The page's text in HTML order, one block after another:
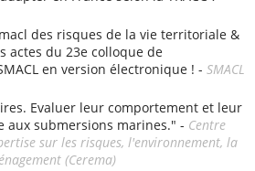
des risques de la vie territoriale &
actes du 23e colloque de
en version électronique ! - SMACL
Evaluer leur comportement et leur
aux submersions marines." - Centre
sur les risques, l'environnement, la
(Cerema)